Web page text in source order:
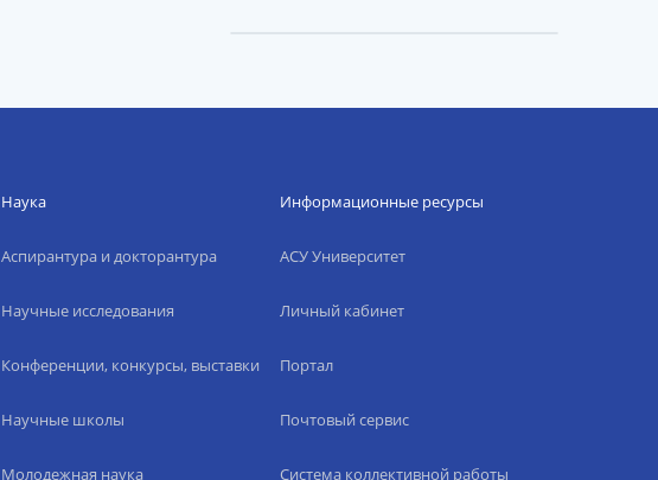
Наука
Аспирантура и докторантура
Научные исследования
Конференции, конкурсы, выставки
Научные школы
Молодежная наука
Информационные ресурсы
АСУ Университет
Личный кабинет
Портал
Почтовый сервис
Система коллективной работы